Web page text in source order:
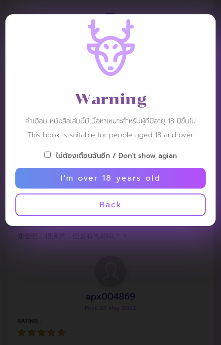
Admin Rudolf
Post: 23 May 2022
Poly
Post: 23 May 2022
RATING :
面全照，很满意，但是有视频吗？？
apx004869
RATING :
Warning
คำเตือน หนังสือเล่มนี้มีเนื้อหาเหมาะสำหรับผู้ที่มีอายุ 18 ปีขึ้นไป
This book is suitable for people aged 18 and over
ไม่ต้องเตือนฉันอีก / Don't show agian
I'm over 18 years old
Back